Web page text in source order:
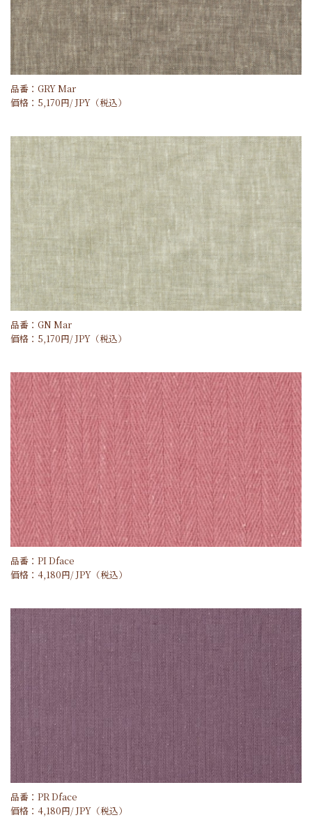
品番：GRY Mar
価格： 5,170円/JPY （税込）
品番：GN Mar
価格： 5,170円/JPY （税込）
品番：PI Dface
価格： 4,180円/JPY （税込）
品番：PR Dface
価格： 4,180円/JPY （税込）